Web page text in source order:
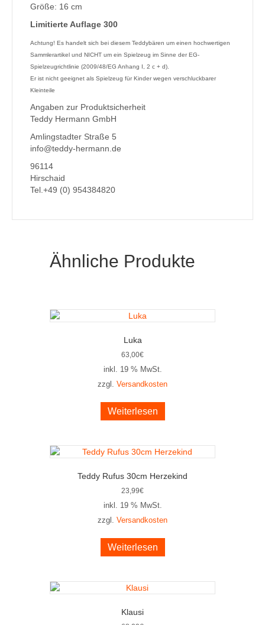
Größe: 16 cm
Limitierte Auflage 300
Achtung! Es handelt sich bei diesem Teddybären um einen hochwertigen
Sammlerartikel und NICHT um ein Spielzeug im Sinne der EG-
Spielzeugrichtlinie (2009/48/EG Anhang I, 2 c + d).
Er ist nicht geeignet als Spielzeug für Kinder wegen verschluckbarer
Kleinteile
Angaben zur Produktsicherheit
Teddy Hermann GmbH
Amlingstadter Straße 5
info@teddy-hermann.de
96114
Hirschaid
Tel.+49 (0) 954384820
Ähnliche Produkte
Luka
63,00€
inkl. 19 % MwSt.
zzgl. Versandkosten
Weiterlesen
Teddy Rufus 30cm Herzekind
23,99€
inkl. 19 % MwSt.
zzgl. Versandkosten
Weiterlesen
Klausi